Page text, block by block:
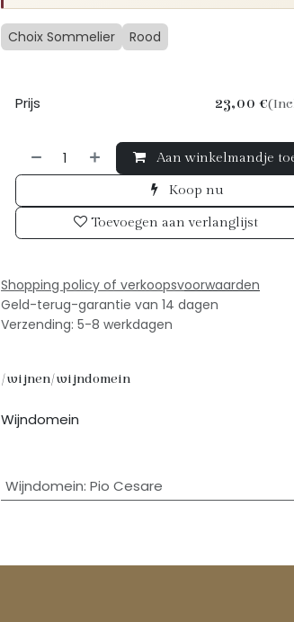
Choix Sommelier Rood
Aan winkelmandje
Koop nu
Toevoegen aan verlanglijst
Prijs 23,00 €
Shopping policy of verkoopsvoorwaarden
Geld-terug-garantie van 14 dagen
Verzending: 5-8 werkdagen
/wijnen/wijndomein
Wijndomein
Wijndomein: Pio Cesare